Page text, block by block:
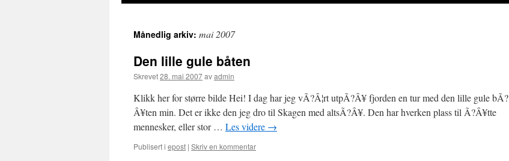
innhold
Månedlig arkiv: mai 2007
Den lille gule båten
Skrevet28. mai 2007avadmin
Klikk her for større bilde Hei! I dag har jeg vÃ?Â¦rt utpÃ?Â¥ fjorden en tur med den lille gule bÃ?
Â¥ten min. Det er ikke den jeg dro til Skagen med altsÃ?Â¥. Den har hverken plass til Ã?Â¥tte
mennesker, eller stor … Les videre →
Publisert i epost | Skriv en kommentar